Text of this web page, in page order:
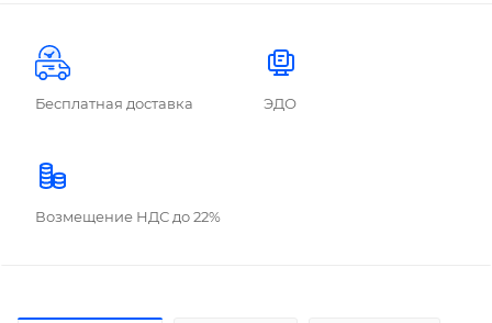
Бесплатная доставка ЭДО
Возмещение НДС до 22%